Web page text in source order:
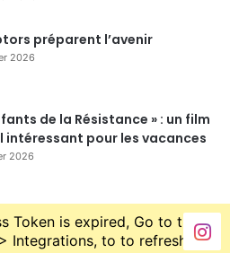
(salle Bruyère)
à la langue
auprès du Service
de la Mairie d’Orléans
46 ter rue Sainte
(salle Bruyère)
préparent l’avenir
2026
de la Résistance » : un film
intéressant pour les vacances
2026
Token is expired, Go to the
Integrations, to to refresh it.